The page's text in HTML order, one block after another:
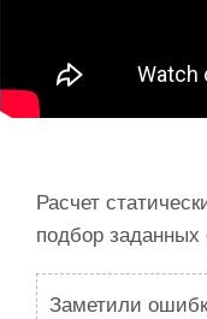
Расчет
подбор
Заметили